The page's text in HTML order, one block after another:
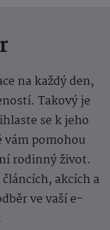
na každý den,
Takový je
se k jeho
vám pomohou
rodinný život.
akcích a
ve vaší e-